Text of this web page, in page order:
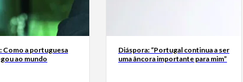
Como a portuguesa
ao mundo
Diáspora: “Portugal continua a ser
uma âncora importante para mim”